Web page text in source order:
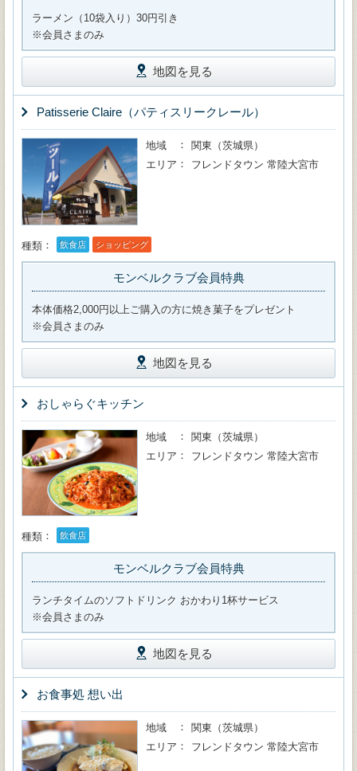
ラーメン（10袋入り）30円引き
※会員さまのみ
地図を見る
Patisserie Claire（パティスリークレール）
地域
関東（茨城県）
エリア
フレンドタウン 常陸大宮市
種類 飲食店 ショッピング
モンベルクラブ会員特典
本体価格2,000円以上ご購入の方に焼き菓子をプレゼント
※会員さまのみ
地図を見る
おしゃらぐキッチン
地域
関東（茨城県）
エリア
フレンドタウン 常陸大宮市
種類 飲食店
モンベルクラブ会員特典
ランチタイムのソフトドリンク おかわり1杯サービス
※会員さまのみ
地図を見る
お食事処 想い出
地域
関東（茨城県）
エリア
フレンドタウン 常陸大宮市